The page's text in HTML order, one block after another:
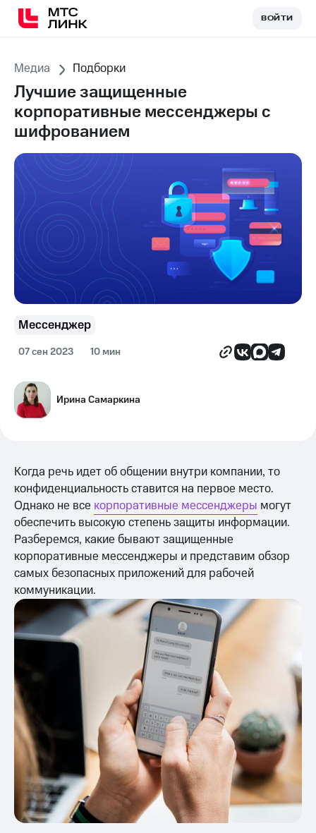
ВОЙТИВОЙТИ
Медиа Подборки
Лучшие защищенные
корпоративные мессенджеры с
шифрованием
Мессенджер
07 сен 2023 10 мин
Ирина Самаркина
Когда речь идет об общении внутри компании, то
конфиденциальность ставится на первое место.
Однако не все корпоративные мессенджеры могут
обеспечить высокую степень защиты информации.
Разберемся, какие бывают защищенные
корпоративные мессенджеры и представим обзор
самых безопасных приложений для рабочей
коммуникации.